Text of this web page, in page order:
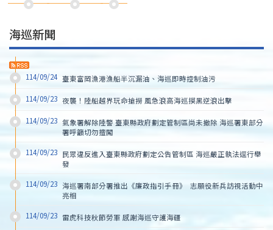
海巡新聞
114/09/24 臺東富岡漁港漁船半沉漏油、海巡即時控制油污
114/09/23 夜襲！陸船越界玩命搶撈 風急浪高海巡摸黑逆浪出擊
114/09/23 氣象署解除陸警 臺東縣政府劃定管制區尚未撤除 海巡署東部分
署呼籲切勿擅闖
114/09/23 民眾違反進入臺東縣政府劃定公告管制區 海巡嚴正執法逕行舉
發
114/09/23 海巡署南部分署推出《廉政指引手冊》  志願役新兵訪視活動中
亮相
114/09/23 雷虎科技秋節勞軍 感謝海巡守護海疆